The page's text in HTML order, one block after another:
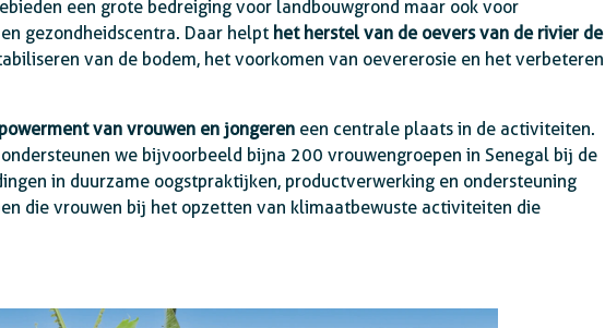
een grote bedreiging voor landbouwgrond maar ook voor
gezondheidscentra. Daar helpt het herstel van de oevers van de rivier de
van de bodem, het voorkomen van oevererosie en het verbeteren
van vrouwen en jongeren een centrale plaats in de activiteiten.
we bijvoorbeeld bijna 200 vrouwengroepen in Senegal bij de
in duurzame oogstpraktijken, productverwerking en ondersteuning
die vrouwen bij het opzetten van klimaatbewuste activiteiten die